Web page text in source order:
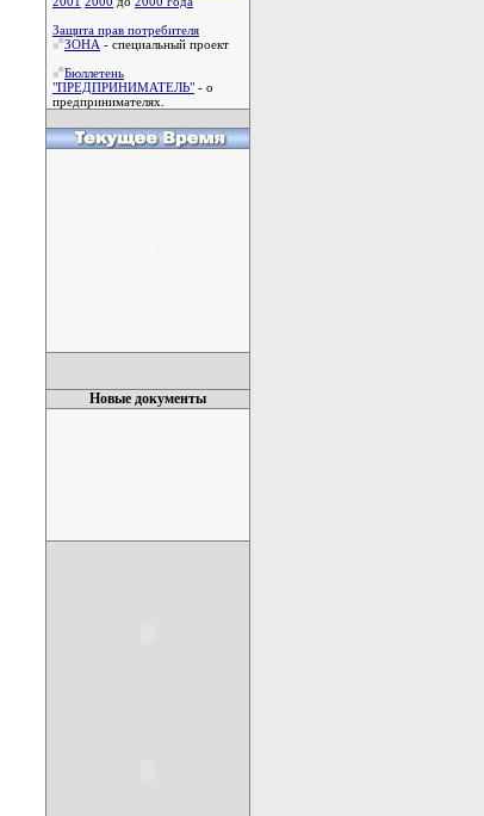
Защита прав потребителя
ЗОНА - специальный проект
Бюллетень
"ПРЕДПРИНИМАТЕЛЬ" - о
предпринимателях.
Новые документы